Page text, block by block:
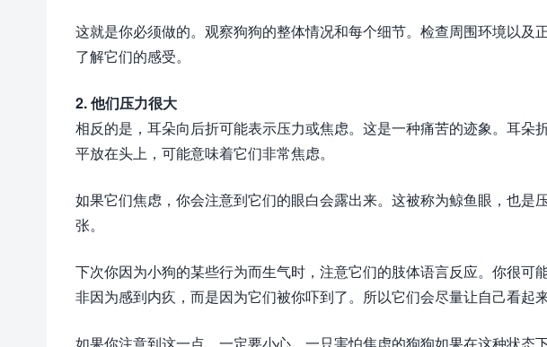
这就是你必须做的。观察狗狗的整体情况和每个细节。检查周围环境以及
了解它们的感受。
2. 他们压力很大
相反的是，耳朵向后折可能表示压力或焦虑。这是一种痛苦的迹象。耳朵
平放在头上，可能意味着它们非常焦虑。
如果它们焦虑，你会注意到它们的眼白会露出来。这被称为鲸鱼眼，也是
张。
下次你因为小狗的某些行为而生气时，注意它们的肢体语言反应。你很可
非因为感到内疚，而是因为它们被你吓到了。所以它们会尽量让自己看起来